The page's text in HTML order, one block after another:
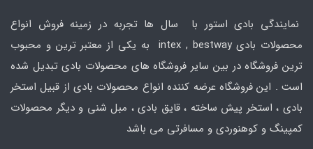
نمایندگی بادی استور با سال ها تجربه در زمینه فروش انواع
محصولات بادی intex , bestway به یکی از معتبر ترین و محبوب
ترین فروشگاه در بین سایر فروشگاه های محصولات بادی تبدیل شده
است . این فروشگاه عرضه کننده انواع محصولات بادی از قبیل استخر
بادی ، استخر پیش ساخته ، قایق بادی ، مبل شنی و دیگر محصولات
کمپینگ و کوهنوردی و مسافرتی می باشد